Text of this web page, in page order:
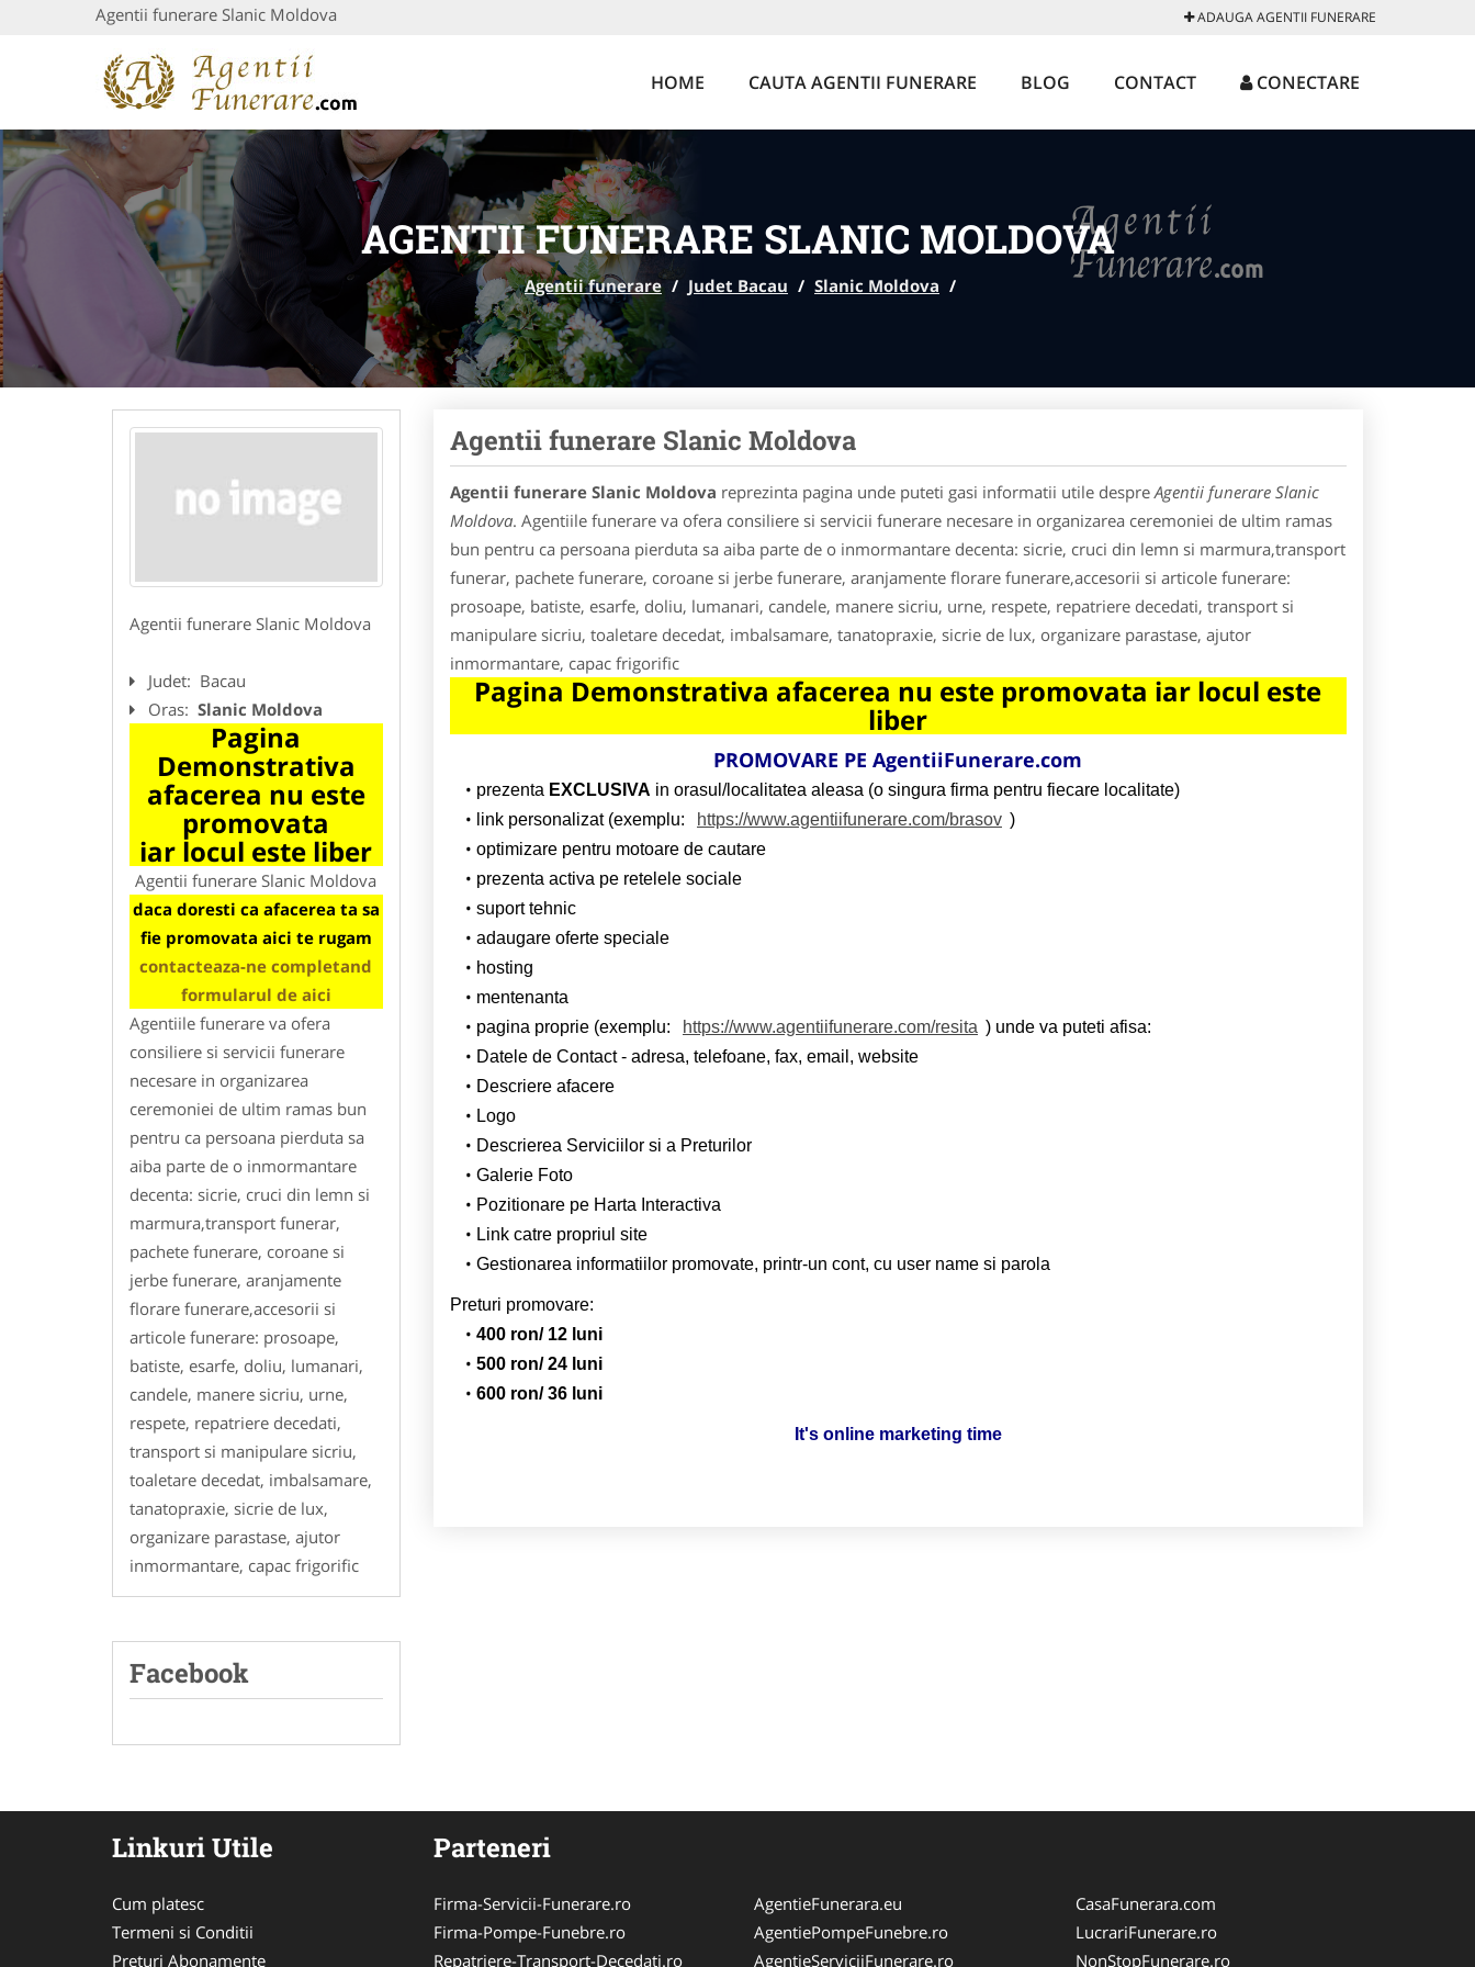
Agentii funerare Slanic Moldova ADAUGA AGENTII FUNERARE
HOME CAUTA AGENTII FUNERARE BLOG CONTACT CONECTARE
AGENTII FUNERARE SLANIC MOLDOVA
Agentii funerare / Judet Bacau / Slanic Moldova /
Agentii funerare Slanic Moldova
Judet: Bacau
Oras: Slanic Moldova
Pagina
Demonstrativa
afacerea nu este
promovata
iar locul este liber
Agentii funerare Slanic Moldova
daca doresti ca afacerea ta sa
fie promovata aici te rugam
contacteaza-ne completand
formularul de aici
Agentiile funerare va ofera
consiliere si servicii funerare
necesare in organizarea
ceremoniei de ultim ramas bun
pentru ca persoana pierduta sa
aiba parte de o inmormantare
decenta: sicrie, cruci din lemn si
marmura,transport funerar,
pachete funerare, coroane si
jerbe funerare, aranjamente
florare funerare,accesorii si
articole funerare: prosoape,
batiste, esarfe, doliu, lumanari,
candele, manere sicriu, urne,
respete, repatriere decedati,
transport si manipulare sicriu,
toaletare decedat, imbalsamare,
tanatopraxie, sicrie de lux,
organizare parastase, ajutor
inmormantare, capac frigorific
Facebook
Agentii funerare Slanic Moldova
Agentii funerare Slanic Moldova reprezinta pagina unde puteti gasi informatii utile despreAgentii funerare Slanic
Moldova. Agentiile funerare va ofera consiliere si servicii funerare necesare in organizarea ceremoniei de ultim ramas
bun pentru ca persoana pierduta sa aiba parte de o inmormantare decenta: sicrie, cruci din lemn si marmura,transport
funerar, pachete funerare, coroane si jerbe funerare, aranjamente florare funerare,accesorii si articole funerare:
prosoape, batiste, esarfe, doliu, lumanari, candele, manere sicriu, urne, respete, repatriere decedati, transport si
manipulare sicriu, toaletare decedat, imbalsamare, tanatopraxie, sicrie de lux, organizare parastase, ajutor
inmormantare, capac frigorific
Pagina Demonstrativa afacerea nu este promovata iar locul este
liber
PROMOVARE PE AgentiiFunerare.com
prezenta EXCLUSIVA in orasul/localitatea aleasa (o singura firma pentru fiecare localitate)
link personalizat (exemplu:
https://www.agentiifunerare.com/brasov )
optimizare pentru motoare de cautare
prezenta activa pe retelele sociale
suport tehnic
adaugare oferte speciale
hosting
mentenanta
pagina proprie (exemplu:
https://www.agentiifunerare.com/resita ) unde va puteti afisa:
Datele de Contact - adresa, telefoane, fax, email, website
Descriere afacere
Logo
Descrierea Serviciilor si a Preturilor
Galerie Foto
Pozitionare pe Harta Interactiva
Link catre propriul site
Gestionarea informatiilor promovate, printr-un cont, cu user name si parola
Preturi promovare:
400 ron/ 12 luni
500 ron/ 24 luni
600 ron/ 36 luni
It's online marketing time
Linkuri Utile
Cum platesc
Termeni si Conditii
Preturi Abonamente
Parteneri
Firma-Servicii-Funerare.ro
Firma-Pompe-Funebre.ro
Repatriere-Transport-Decedati.ro
AgentieFunerara.eu
AgentiePompeFunebre.ro
AgentieServiciiFunerare.ro
CasaFunerara.com
LucrariFunerare.ro
NonStopFunerare.ro